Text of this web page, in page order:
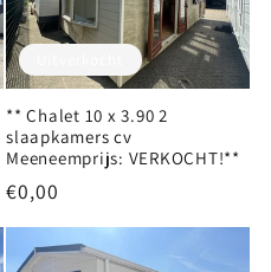
** Chalet 10 x 3.90 2
slaapkamers cv
Meeneemprijs: VERKOCHT!**
Normale
prijs
€0,00